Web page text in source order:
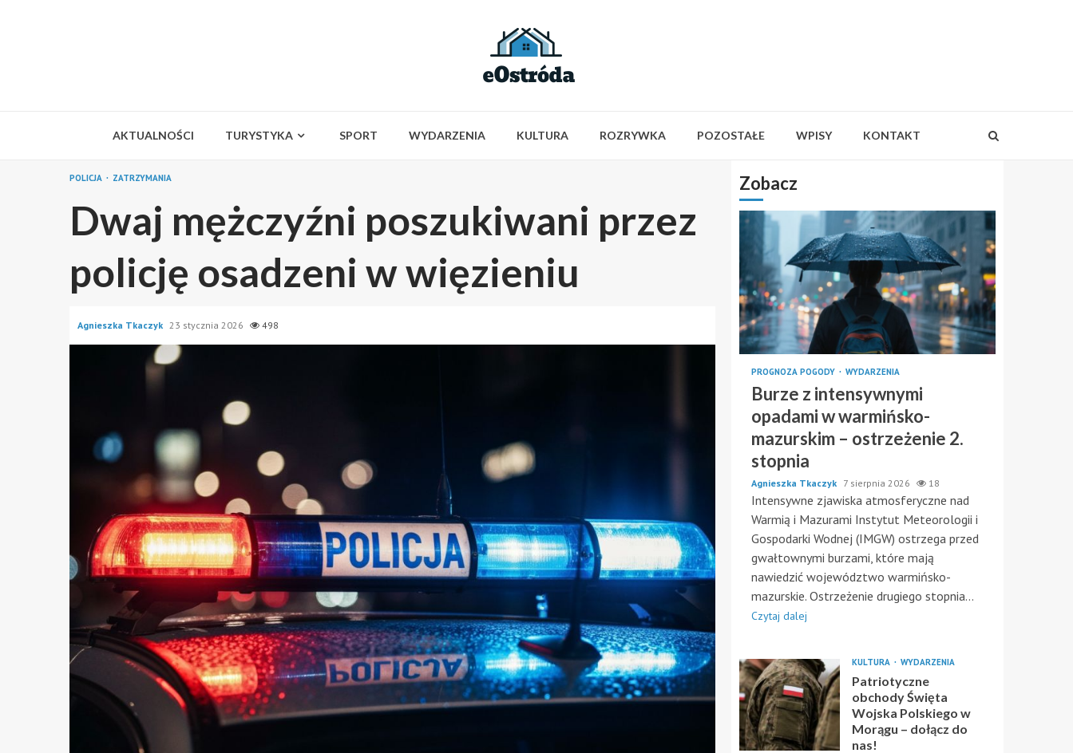
AKTUALNOŚCI TURYSTYKA SPORT WYDARZENIA KULTURA ROZRYWKA POZOSTAŁE WPISY KONTAKT
POLICJA ZATRZYMANIA
Dwaj mężczyźni poszukiwani przez
policję osadzeni w więzieniu
Agnieszka Tkaczyk 23 stycznia 2026 498
Zobacz
PROGNOZA POGODY WYDARZENIA
Burze z intensywnymi
opadami w warmińsko-
mazurskim – ostrzeżenie 2.
stopnia
Agnieszka Tkaczyk 7 sierpnia 2026 18
Intensywne zjawiska atmosferyczne nad
Warmią i Mazurami Instytut Meteorologii i
Gospodarki Wodnej (IMGW) ostrzega przed
gwałtownymi burzami, które mają
nawiedzić województwo warmińsko-
mazurskie. Ostrzeżenie drugiego stopnia...
Czytaj dalej
KULTURA WYDARZENIA
Patriotyczne
obchody Święta
Wojska Polskiego w
Morągu – dołącz do
nas!